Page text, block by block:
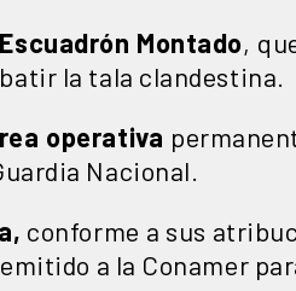
Montado,
la tala clandestina.
operativa
Nacional.
conforme a sus
a la Conamer